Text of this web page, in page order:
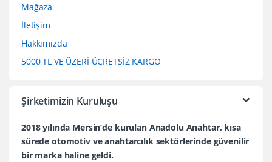
Mağaza
İletişim
Hakkımızda
5000 TL VE ÜZERİ ÜCRETSİZ KARGO
Şirketimizin Kuruluşu
2018 yılında Mersin’de kurulan Anadolu Anahtar, kısa
sürede otomotiv ve anahtarcılık sektörlerinde güvenilir
bir marka haline geldi.